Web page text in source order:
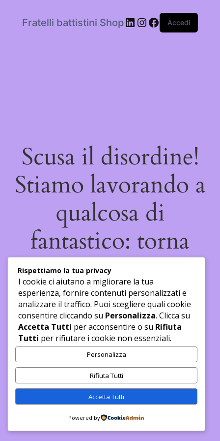
Fratelli battistini ShopLinkedIn
Instagram
Facebook
Accedi
Scusa il disordine!
Stiamo lavorando a
qualcosa di
fantastico: torna
presto a dare
un'occhiata!
Rispettiamo la tua privacy
I cookie ci aiutano a migliorare la tua
esperienza, fornire contenuti personalizzati e
analizzare il traffico. Puoi scegliere quali cookie
consentire cliccando su Personalizza. Clicca su
Accetta Tutti per acconsentire o su Rifiuta
Tutti per rifiutare i cookie non essenziali.
Personalizza
Rifiuta Tutti
Accetta Tutti
Powered by